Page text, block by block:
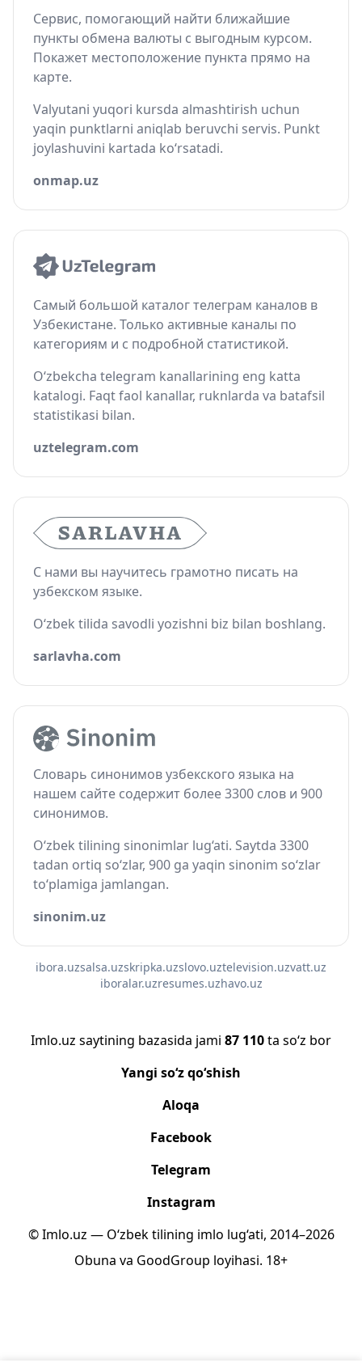
Сервис, помогающий найти ближайшие
пункты обмена валюты с выгодным курсом.
Покажет местоположение пункта прямо на
карте.
Valyutani yuqori kursda almashtirish uchun
yaqin punktlarni aniqlab beruvchi servis. Punkt
joylashuvini kartada ko‘rsatadi.
onmap.uz
Самый большой каталог телеграм каналов в
Узбекистане. Только активные каналы по
категориям и с подробной статистикой.
O‘zbekcha telegram kanallarining eng katta
katalogi. Faqt faol kanallar, ruknlarda va batafsil
statistikasi bilan.
uztelegram.com
С нами вы научитесь грамотно писать на
узбекском языке.
O‘zbek tilida savodli yozishni biz bilan boshlang.
sarlavha.com
Словарь синонимов узбекского языка на
нашем сайте содержит более 3300 слов и 900
синонимов.
O‘zbek tilining sinonimlar lug‘ati. Saytda 3300
tadan ortiq so‘zlar, 900 ga yaqin sinonim so‘zlar
to‘plamiga jamlangan.
sinonim.uz
ibora.uzsalsa.uzskripka.uzslovo.uztelevision.uzvatt.uz
iboralar.uzresumes.uzhavo.uz
Imlo.uz saytining bazasida jami 87 110ta so‘z bor
Yangi so‘z qo‘shish
Aloqa
Facebook
Telegram
Instagram
© Imlo.uz — O‘zbek tilining imlo lug‘ati, 2014–2026
Obuna va GoodGroup loyihasi. 18+